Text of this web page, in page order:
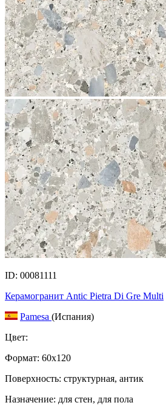
ID: 00081111
Керамогранит Antic Pietra Di Gre Multi
Pamesa (Испания)
Цвет:
Формат: 60x120
Поверхность: структурная, антик
Назначение: для стен, для пола